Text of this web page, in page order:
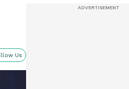
Us